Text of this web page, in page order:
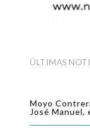
ÚLTIMAS
Moyo
José Manuel,